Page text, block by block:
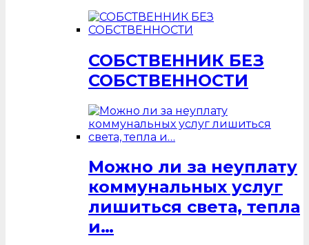
СОБСТВЕННИК БЕЗ
СОБСТВЕННОСТИ
Можно ли за неуплату
коммунальных услуг
лишиться света, тепла
и…